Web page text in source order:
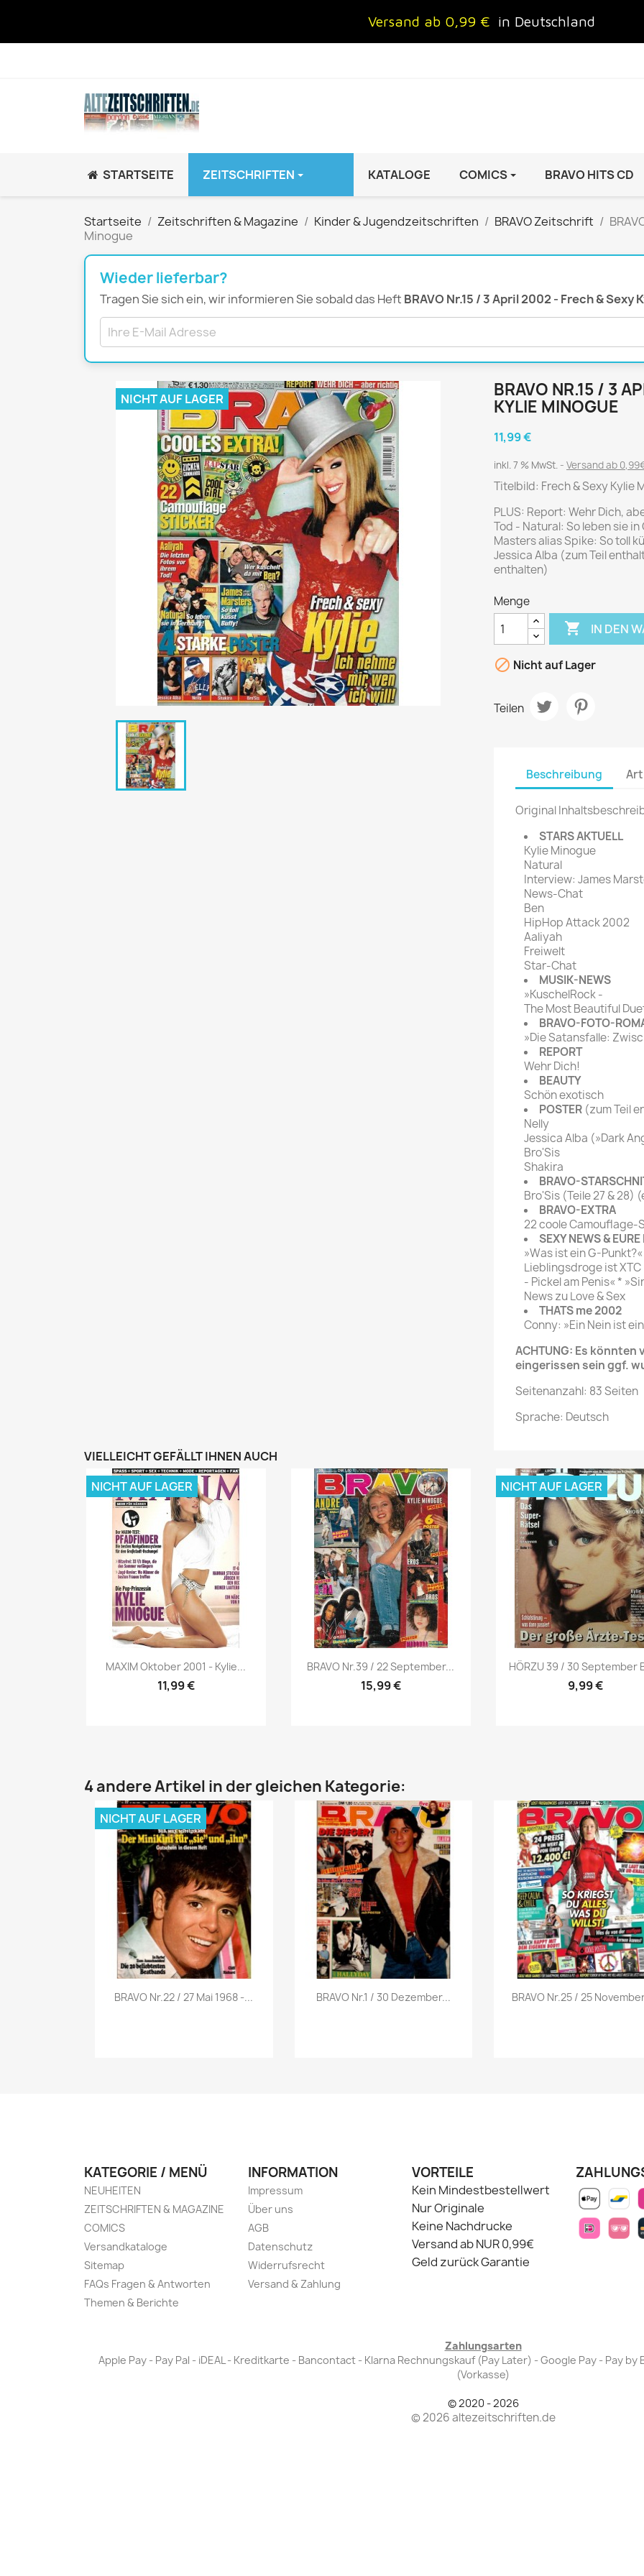
Versand ab 0,99 € in Deutschland
STARTSEITE ZEITSCHRIFTEN
JUGEND / KIND
BRAVO HipHop Special
hey!
POP Rocky
Yam!
FRAUEN
Cosmopolitan
InStyle
Shape
AUTO & MOTOR
auto motor sport Archiv
Broschüren
Gute Fahrt
Klassik Motorrad
MO Zeitschrift
Motor Klassik
Motorrad Classic
Oldtimer Markt
Programmhefte Rennen
PS das Sport Motorrad
Rallye Racing
TOURENFAHRER
GESCHICHTE / POLITIK /
BOULEVARD
Bunte Illustrierte Zeitschrift
Cicero Zeitschrift
Das Magazin
Bravo Screenfun
REISE &
URLAUB
TAGES &
WOCHENZEITUNGEN
Bildzeitung
Frankfurter Allgemeine
Magazin
Frankfurter Illustrierte
KATALOGE COMICS BRAVO HITS CD
Startseite Zeitschriften & Magazine Kinder & Jugendzeitschriften BRAVO Zeitschrift
Minogue
Wieder lieferbar?
Tragen Sie sich ein, wir informieren Sie sobald das Heft BRAVO Nr.15 / 3 April 2002 - Frech & Sexy
NICHT AUF LAGER
BRAVO NR.15 / 3
KYLIE MINOGUE
11,99 €
inkl. 7 % MwSt. Versand ab
Titelbild: Frech & Sexy Kylie
PLUS: Report: Wehr Dich,
Tod - Natural: So leben sie
Masters alias Spike: So toll
Jessica Alba (zum Teil
enthalten)
Menge
 IN DEN
 Nicht auf Lager
Teilen
Beschreibung
Original
STARS AKTUELL
Kylie Minogue
Natural
Interview: James
News-Chat
Ben
HipHop Attack 2002
Aaliyah
Freiwelt
Star-Chat
MUSIK-NEWS
»KuschelRock -
The Most Beautiful
BRAVO-FOTO-
»Die Satansfalle:
REPORT
Wehr Dich!
BEAUTY
Schön exotisch
POSTER (zum Teil
Nelly
Jessica Alba (»Dark
Bro'Sis
Shakira
BRAVO-
Bro'Sis (Teile 27 & 28)
BRAVO-EXTRA
22 coole
SEXY NEWS & EURE
»Was ist ein G-
Lieblingsdroge ist XTC
- Pickel am Penis« *
News zu Love & Sex
THATS me 2002
Conny: »Ein Nein ist
ACHTUNG: Es
eingerissen sein ggf.
Seitenanzahl: 83 Seiten
Sprache: Deutsch
VIELLEICHT GEFÄLLT IHNEN AUCH
Vorschau
MAXIM Oktober 2001 - Kylie...
11,99 €
NICHT AUF LAGER
Vorschau
BRAVO Nr.39 / 22 September...
15,99 €
 Vorschau
HÖRZU 39 / 30 September
9,99 €
NICHT AUF LAGER
4 andere Artikel in der gleichen Kategorie:
Vorschau
BRAVO Nr.22 / 27 Mai 1968 -...
NICHT AUF LAGER
Vorschau
BRAVO Nr.1 / 30 Dezember... Vorschau
BRAVO Nr.25 / 25
KATEGORIE / MENÜ
NEUHEITEN
ZEITSCHRIFTEN & MAGAZINE
COMICS
Versandkataloge
Sitemap
FAQs Fragen & Antworten
Themen & Berichte
INFORMATION
Impressum
Über uns
AGB
Datenschutz
Widerrufsrecht
Versand & Zahlung
VORTEILE
Kein Mindestbestellwert
Nur Originale
Keine Nachdrucke
Versand ab NUR 0,99€
Geld zurück Garantie
Zahlungsarten
Apple Pay - Pay Pal - iDEAL - Kreditkarte - Bancontact - Klarna Rechnungskauf (Pay Later) - Google Pay - Pay
(Vorkasse)
© 2020 - 2026
© 2026 altezeitschriften.de